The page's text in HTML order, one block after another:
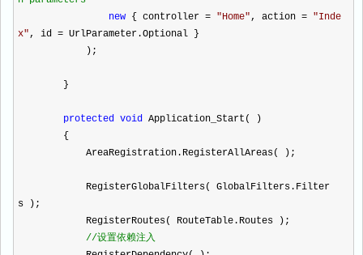
new { controller = "Home", action = "Inde
x", id = UrlParameter.Optional }
);
}
protected void Application_Start( )
{
AreaRegistration.RegisterAllAreas( );
RegisterGlobalFilters( GlobalFilters.Filter
s );
RegisterRoutes( RouteTable.Routes );
//设置依赖注入